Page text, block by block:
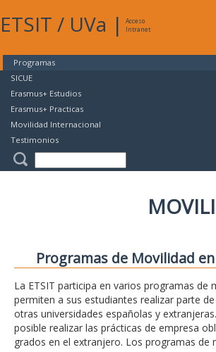
ETSIT / UVa |
Acceso
Intranet
Programas
SICUE
Erasmus+ Estudios
Erasmus+ Practicas
Movilidad Internacional
Testimonios
Programas de Movilidad en
La ETSIT participa en varios programas de
permiten a sus estudiantes realizar parte
otras universidades españolas y
posible realizar las prácticas de empresa
grados en el extranjero. Los programas de